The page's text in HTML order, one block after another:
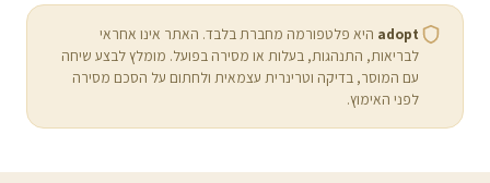
adopt היא פלטפורמה מחברת בלבד. האתר אינו אחראי
לבריאות, התנהגות, בעלות או מסירה בפועל. מומלץ לבצע שיחה
עם המוסר, בדיקה וטרינרית עצמאית ולחתום על הסכם מסירה
לפני האימוץ.